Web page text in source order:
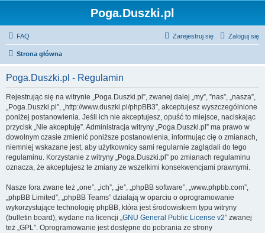
Poga.Duszki.pl
FAQ Zaloguj się
Zarejestruj się
Strona główna
Poga.Duszki.pl - Regulamin
Rejestrując się na witrynie „Poga.Duszki.pl”, zwanej dalej „my”, ”nas”, „nasza”,
„Poga.Duszki.pl”, „http://www.duszki.pl/phpBB3”, akceptujesz wyszczególnione
poniżej postanowienia. Jeśli ich nie akceptujesz, opuść to miejsce, naciskając
przycisk „Nie akceptuję”. Administracja witryny „Poga.Duszki.pl” ma prawo w
dowolnym czasie zmienić poniższe postanowienia, informując cię o zmianach,
niemniej wskazane jest, aby użytkownicy sami regularnie zaglądali do tego
regulaminu. Korzystanie z witryny „Poga.Duszki.pl” po zmianach regulaminu
oznacza, że akceptujesz te zmiany ze wszelkimi konsekwencjami prawnymi.
Nasze fora zwane też „one”, „ich”, „je”, „phpBB software”, „www.phpbb.com”,
„phpBB Limited”, „phpBB Teams” działają w oparciu o oprogramowanie
wykorzystujące technologię phpBB, która jest środowiskiem typu witryny
(bulletin board), wydane na licencji „GNU General Public License v2” zwanej
też „GPL”. Oprogramowanie jest dostępne do pobrania ze strony